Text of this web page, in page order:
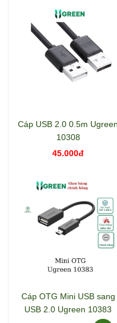
Cáp USB 2.0 0.5m Ugreen
10308
45.000đ
Cáp OTG Mini USB sang
USB 2.0 Ugreen 10383